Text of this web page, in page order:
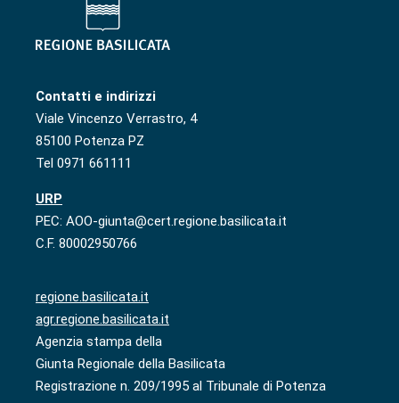
Contatti e indirizzi
Viale Vincenzo Verrastro, 4
85100 Potenza PZ
Tel 0971 661111
URP
PEC: AOO-giunta@cert.regione.basilicata.it
C.F. 80002950766
regione.basilicata.it
agr.regione.basilicata.it
Agenzia stampa della
Giunta Regionale della Basilicata
Registrazione n. 209/1995 al Tribunale di Potenza